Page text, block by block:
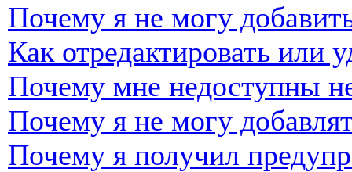
Почему я не могу
Как отредактировать или
Почему мне недоступны
Почему я не могу
Почему я получил